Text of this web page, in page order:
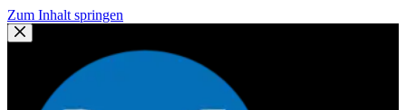
Zum Inhalt springen